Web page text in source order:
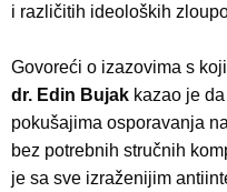
i različitih ideoloških
Govoreći o izazovima s
dr. Edin Bujak kazao je
pokušajima osporavanja
bez potrebnih stručnih
je sa sve izraženijim